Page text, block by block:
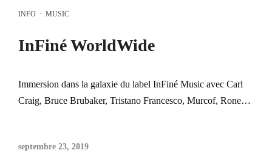
INFO · MUSIC
InFiné WorldWide
Immersion dans la galaxie du label InFiné Music avec Carl
Craig, Bruce Brubaker, Tristano Francesco, Murcof, Rone…
septembre 23, 2019